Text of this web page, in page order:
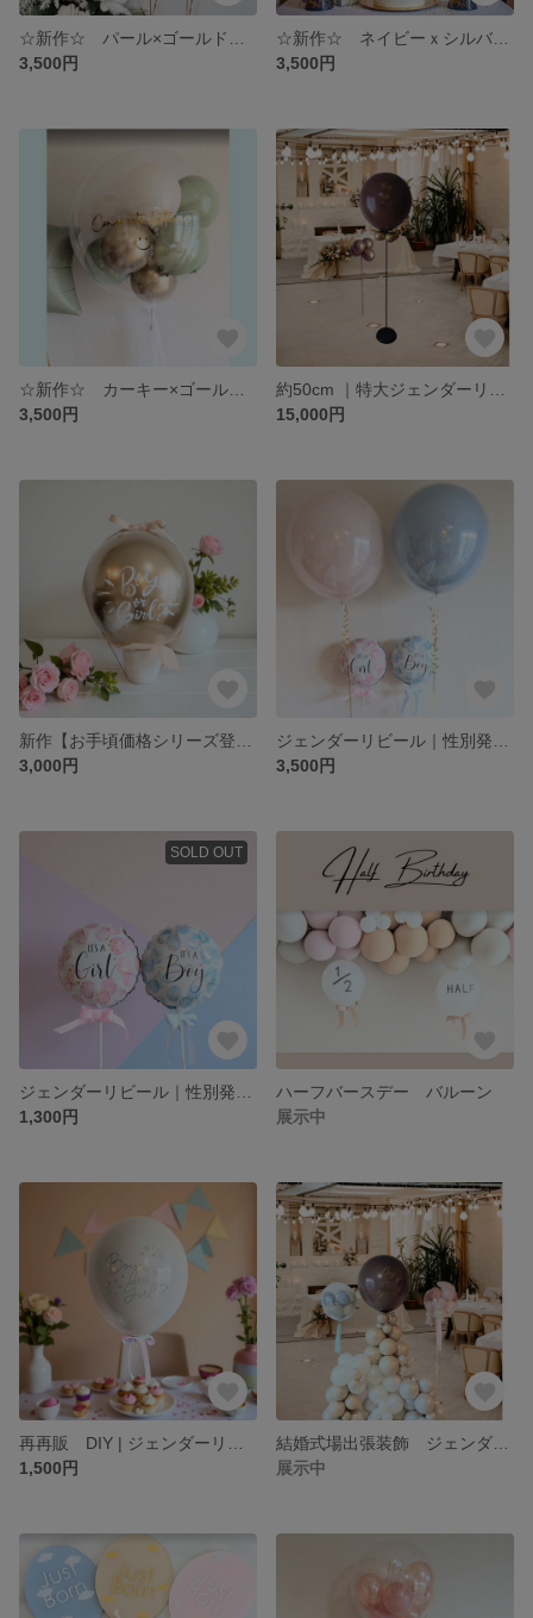
3,500円
3,500円
3,500円
15,000円
3,000円
3,500円
SOLD OUT
1,300円
ハーフバースデー バルーン
展示中
1,500円
展示中